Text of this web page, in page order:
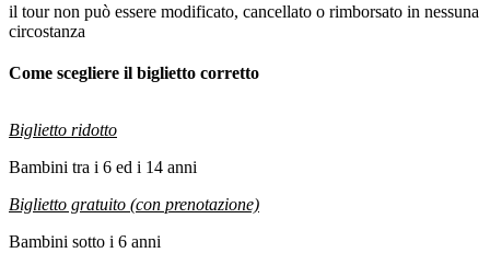
il tour non può essere modificato, cancellato o rimborsato in nessuna
circostanza
Come scegliere il biglietto corretto
Biglietto ridotto
Bambini tra i 6 ed i 14 anni
Biglietto gratuito (con prenotazione)
Bambini sotto i 6 anni